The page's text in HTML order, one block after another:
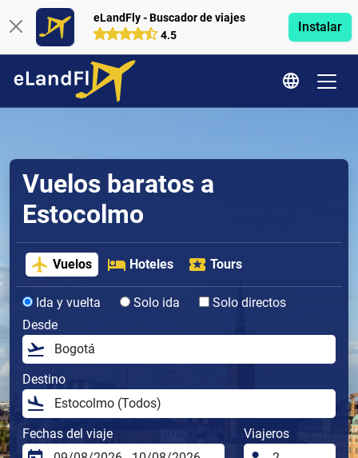
eLandFly - Buscador de viajes
4.5
Instalar
Vuelos baratos a
Estocolmo
Vuelos Hoteles Tours
Ida y vuelta Solo ida
Solo directos
Desde
Destino
Fechas del viaje Viajeros